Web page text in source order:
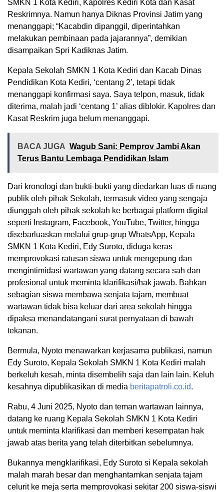
SMKN 1 Kota Kediri, Kapolres Kediri Kota dan Kasat
Reskrimnya. Namun hanya Diknas Provinsi Jatim yang
menanggapi; “Kacabdin dipanggil, diperintahkan
melakukan pembinaan pada jajarannya”, demikian
disampaikan Spri Kadiknas Jatim.
Kepala Sekolah SMKN 1 Kota Kediri dan Kacab Dinas
Pendidikan Kota Kediri, ‘centang 2’, tetapi tidak
menanggapi konfirmasi saya. Saya telpon, masuk, tidak
diterima, malah jadi ‘centang 1’ alias diblokir. Kapolres dan
Kasat Reskrim juga belum menanggapi.
BACA JUGA Wagub Sani: Pemprov Jambi Akan
Terus Bantu Lembaga Pendidikan Islam
Dari kronologi dan bukti-bukti yang diedarkan luas di ruang
publik oleh pihak Sekolah, termasuk video yang sengaja
diunggah oleh pihak sekolah ke berbagai platform digital
seperti Instagram, Facebook, YouTube, Twitter, hingga
disebarluaskan melalui grup-grup WhatsApp, Kepala
SMKN 1 Kota Kediri, Edy Suroto, diduga keras
memprovokasi ratusan siswa untuk mengepung dan
mengintimidasi wartawan yang datang secara sah dan
profesional untuk meminta klarifikasi/hak jawab. Bahkan
sebagian siswa membawa senjata tajam, membuat
wartawan tidak bisa keluar dari area sekolah hingga
dipaksa menandatangani surat pernyataan di bawah
tekanan.
Bermula, Nyoto menawarkan kerjasama publikasi, namun
Edy Suroto, Kepala Sekolah SMKN 1 Kota Kediri malah
berkeluh kesah, minta disembelih saja dan lain lain. Keluh
kesahnya dipublikasikan di media beritapatroli.co.id.
Rabu, 4 Juni 2025, Nyoto dan teman wartawan lainnya,
datang ke ruang Kepala Sekolah SMKN 1 Kota Kediri
untuk meminta klarifikasi dan memberi kesempatan hak
jawab atas berita yang telah diterbitkan sebelumnya.
Bukannya mengklarifikasi, Edy Suroto si Kepala sekolah
malah marah besar dan menghantamkan senjata tajam
celurit ke meja serta memprovokasi sekitar 200 siswa-siswi